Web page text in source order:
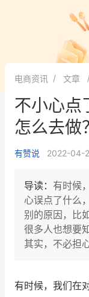
面对面聊增长
新零售大会
增长产品指南
智库
行业洞察
电商资讯 文章
不小心点
怎么去做？
有赞说 2022-04-
导读： 有时候
心误点了什么
别的原因，比
很多人也想要
其实，不必担
有时候，我们在